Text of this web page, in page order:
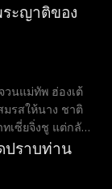
ตว์ ด้วยความ
กับ จิรายุ มหา
ญาริน ใช้พลัง
ะกูลวายุแก้ไข
เธอยังสามารถ
ล็กผู้พิการ ซึ่งเดิม
อกลายเป็น ลูกรัก
ะญาติของ
วนแม่ทัพ ฮ่องเต้
มรสให้นาง ชาติ
ทเซี่ยจิ่งชู แต่กลับ
นักบูรพา หลัง
กลับมาในงาน
งนี้เมื่อต้อง
ปราบท่าน